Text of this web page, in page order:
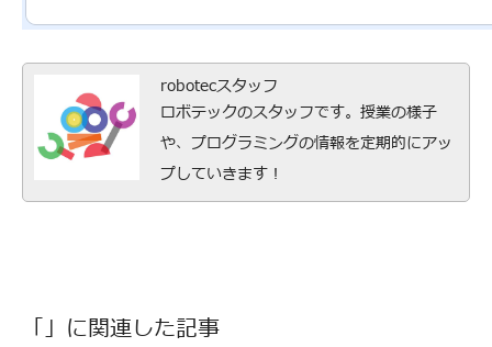
robotecスタッフ
ロボテックのスタッフです。授業の様子
や、プログラミングの情報を定期的にアッ
プしていきます！
「」に関連した記事